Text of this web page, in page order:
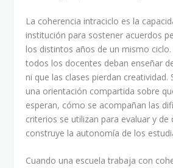
La coherencia intraciclo es la
institución para sostener acuerdos
los distintos años de un mismo
todos los docentes deban enseñar
ni que las clases pierdan creatividad.
una orientación compartida sobre
esperan, cómo se acompañan las
criterios se utilizan para evaluar y de
construye la autonomía de los
Cuando una escuela trabaja con